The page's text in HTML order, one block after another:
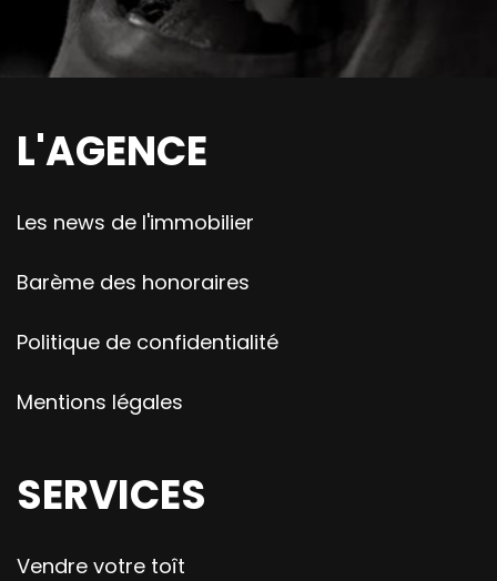
L'AGENCE
Les news de l'immobilier
Barème des honoraires
Politique de confidentialité
Mentions légales
SERVICES
Vendre votre toît